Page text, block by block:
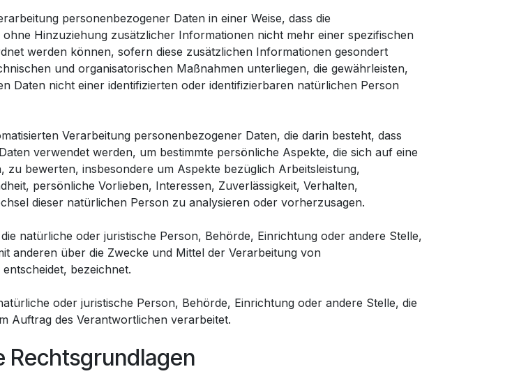
personenbezogener Daten in einer Weise, dass die
Hinzuziehung zusätzlicher Informationen nicht mehr einer spezifischen
werden können, sofern diese zusätzlichen Informationen gesondert
und organisatorischen Maßnahmen unterliegen, die gewährleisten,
Daten nicht einer identifizierten oder identifizierbaren natürlichen Person
Verarbeitung personenbezogener Daten, die darin besteht, dass
verwendet werden, um bestimmte persönliche Aspekte, die sich auf eine
zu bewerten, insbesondere um Aspekte bezüglich Arbeitsleistung,
persönliche Vorlieben, Interessen, Zuverlässigkeit, Verhalten,
dieser natürlichen Person zu analysieren oder vorherzusagen.
natürliche oder juristische Person, Behörde, Einrichtung oder andere Stelle,
anderen über die Zwecke und Mittel der Verarbeitung von
bezeichnet.
oder juristische Person, Behörde, Einrichtung oder andere Stelle, die
Auftrag des Verantwortlichen verarbeitet.
Rechtsgrundlagen